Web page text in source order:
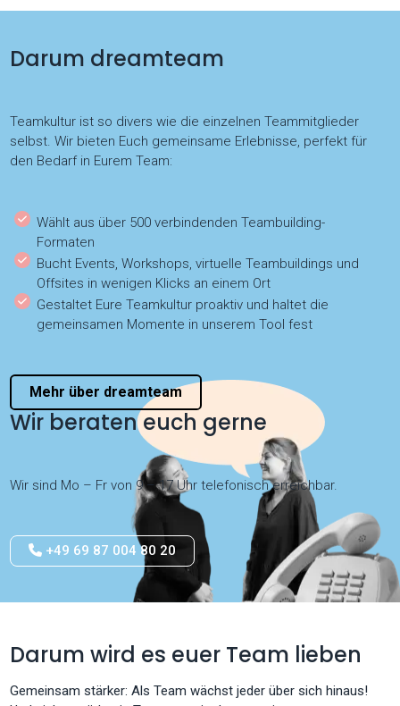
Darum dreamteam
Teamkultur ist so divers wie die einzelnen Teammitglieder
selbst. Wir bieten Euch gemeinsame Erlebnisse, perfekt für
den Bedarf in Eurem Team:
Wählt aus über 500 verbindenden Teambuilding-
Formaten
Bucht Events, Workshops, virtuelle Teambuildings und
Offsites in wenigen Klicks an einem Ort
Gestaltet Eure Teamkultur proaktiv und haltet die
gemeinsamen Momente in unserem Tool fest
Mehr über dreamteam
Wir beraten euch gerne
Wir sind Mo – Fr von 9 – 17 Uhr telefonisch erreichbar.
+49 69 87 004 80 20
Darum wird es euer Team lieben
Gemeinsam stärker: Als Team wächst jeder über sich hinaus!